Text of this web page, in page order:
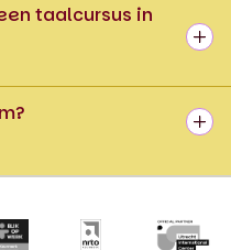
taalcursus in